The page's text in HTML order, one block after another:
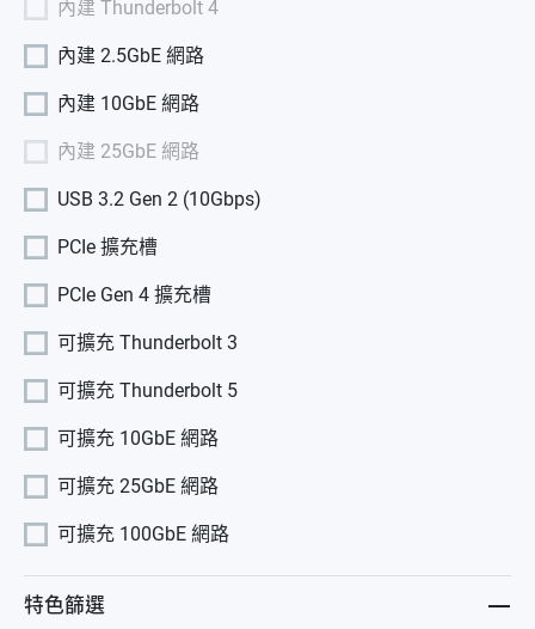
內建 Thunderbolt 4
內建 2.5GbE 網路
內建 10GbE 網路
內建 25GbE 網路
USB 3.2 Gen 2 (10Gbps)
PCIe 擴充槽
PCIe Gen 4 擴充槽
可擴充 Thunderbolt 3
可擴充 Thunderbolt 5
可擴充 10GbE 網路
可擴充 25GbE 網路
可擴充 100GbE 網路
特色篩選